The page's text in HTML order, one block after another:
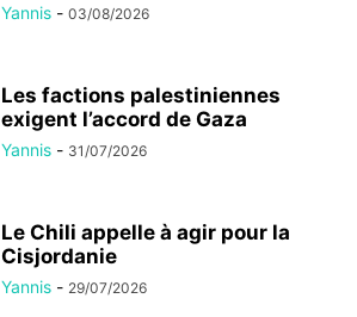
Yannis - 03/08/2026
Les factions palestiniennes
exigent l’accord de Gaza
Yannis - 31/07/2026
Le Chili appelle à agir pour la
Cisjordanie
Yannis - 29/07/2026